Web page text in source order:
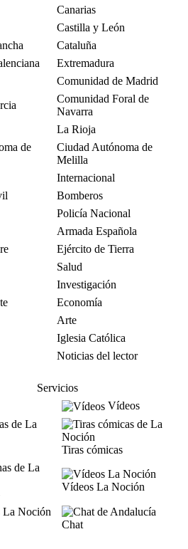
Canarias
Castilla y León
Cataluña
Extremadura
Comunidad de Madrid
Comunidad Foral de
Navarra
La Rioja
de
Ciudad Autónoma de
Melilla
Internacional
Bomberos
Policía Nacional
Armada Española
Ejército de Tierra
Salud
Investigación
Economía
Arte
Iglesia Católica
Noticias del lector
Servicios
Vídeos
Tiras cómicas
Vídeos La Noción
Chat